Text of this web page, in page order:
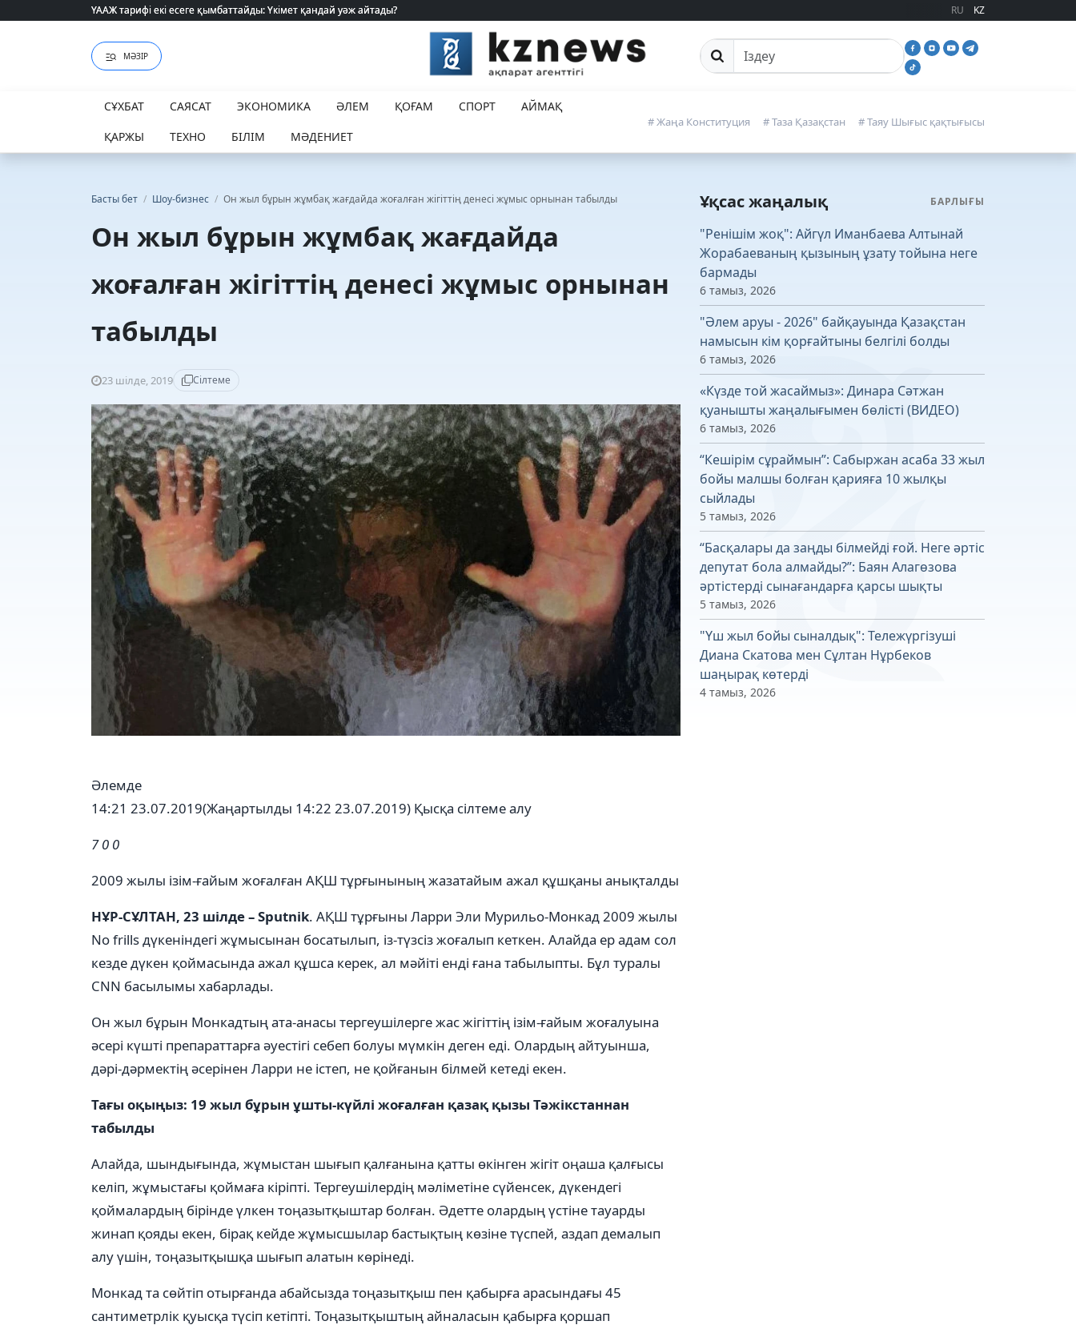
ҮААЖ тарифі екі есеге қымбаттайды: Үкімет қандай уәж айтады?
ҮААЖ тарифі екі есеге қымбаттайды: Үкімет қандай уәж айтады? RU KZ
МӘЗІР Сайттан іздеу
СҰХБАТ САЯСАТ ЭКОНОМИКА ӘЛЕМ ҚОҒАМ СПОРТ
АЙМАҚ
ҚАРЖЫ
ТЕХНО БІЛІМ МӘДЕНИЕТ
# Жаңа Конституция # Таза Қазақстан # Таяу Шығыс қақтығысы
Басты бет / Шоу-бизнес / Он жыл бұрын жұмбақ жағдайда жоғалған жігіттің денесі жұмыс орнынан табылды
Он жыл бұрын жұмбақ жағдайда
жоғалған жігіттің денесі жұмыс орнынан
табылды
23 шілде, 2019 Сілтеме
Әлемде
14:21 23.07.2019(Жаңартылды 14:22 23.07.2019) Қысқа сілтеме алу
70 0
2009 жылы ізім-ғайым жоғалған АҚШ тұрғынының жазатайым ажал құшқаны анықталды
НҰР-СҰЛТАН, 23 шілде – Sputnik. АҚШ тұрғыны Ларри Эли Мурильо-Монкад 2009 жылы
No frills дүкеніндегі жұмысынан босатылып, із-түзсіз жоғалып кеткен. Алайда ер адам сол
кезде дүкен қоймасында ажал құшcа керек, ал мәйіті енді ғана табылыпты. Бұл туралы
CNN басылымы хабарлады.
Он жыл бұрын Монкадтың ата-анасы тергеушілерге жас жігіттің ізім-ғайым жоғалуына
әсері күшті препараттарға әуестігі себеп болуы мүмкін деген еді. Олардың айтуынша,
дәрі-дәрмектің әсерінен Ларри не істеп, не қойғанын білмей кетеді екен.
Тағы оқыңыз: 19 жыл бұрын ұшты-күйлі жоғалған қазақ қызы Тәжікстаннан
табылды
Алайда, шындығында, жұмыстан шығып қалғанына қатты өкінген жігіт оңаша қалғысы
келіп, жұмыстағы қоймаға кіріпті. Тергеушілердің мәліметіне сүйенсек, дүкендегі
қоймалардың бірінде үлкен тоңазытқыштар болған. Әдетте олардың үстіне тауарды
жинап қояды екен, бірақ кейде жұмысшылар бастықтың көзіне түспей, аздап демалып
алу үшін, тоңазытқышқа шығып алатын көрінеді.
Монкад та сөйтіп отырғанда абайсызда тоңазытқыш пен қабырға арасындағы 45
сантиметрлік қуысқа түсіп кетіпті. Тоңазытқыштың айналасын қабырға қоршап
Ұқсас жаңалық БАРЛЫҒЫ
"Ренішім жоқ": Айгүл Иманбаева Алтынай
Жорабаеваның қызының ұзату тойына неге
бармады
6 тамыз, 2026
"Әлем аруы - 2026" байқауында Қазақстан
намысын кім қорғайтыны белгілі болды
6 тамыз, 2026
«Күзде той жасаймыз»: Динара Сәтжан
қуанышты жаңалығымен бөлісті (ВИДЕО)
6 тамыз, 2026
“Кешірім сұраймын”: Сабыржан асаба 33 жыл
бойы малшы болған қарияға 10 жылқы
сыйлады
5 тамыз, 2026
“Басқалары да заңды білмейді ғой. Неге әртіс
депутат бола алмайды?”: Баян Алагөзова
әртістерді сынағандарға қарсы шықты
5 тамыз, 2026
"Үш жыл бойы сыналдық": Тележүргізуші
Диана Скатова мен Сұлтан Нұрбеков
шаңырақ көтерді
4 тамыз, 2026